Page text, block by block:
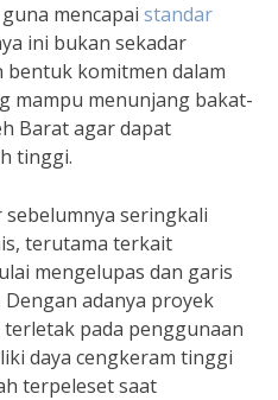
mencapai standar
ini bukan sekadar
bentuk komitmen dalam
mampu menunjang bakat-
Barat agar dapat
tinggi.
seringkali
terutama terkait
mengelupas dan garis
adanya proyek
pada penggunaan
daya cengkeram tinggi
terpeleset saat